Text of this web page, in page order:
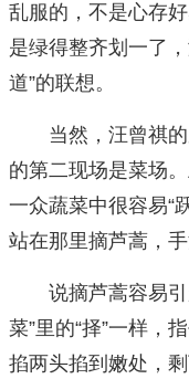
乱服的，不是心存
是绿得整齐划一了
道”的联想。
当然，汪曾祺
的第二现场是菜场
一众蔬菜中很容易“
站在那里摘芦蒿，手
说摘芦蒿容易
菜”里的“择”一样，
掐两头掐到嫩处，